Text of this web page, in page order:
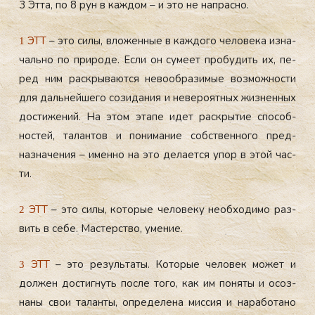
3 Эт­та, по 8 рун в каж­дом – и это не нап­расно.
1ЭТТ – это си­лы, вло­жен­ные в каж­до­го че­лове­ка из­на­
чаль­но по при­роде. Ес­ли он су­ме­ет про­будить их, пе­
ред ним рас­кры­ва­ют­ся не­во­об­ра­зимые воз­можнос­ти
для даль­ней­ше­го со­зида­ния и не­веро­ят­ных жиз­ненных
дос­ти­жений. На этом эта­пе идет рас­кры­тие спо­соб­
ностей, та­лан­тов и по­нима­ние собс­твен­но­го пред­
назна­чения – имен­но на это де­ла­ет­ся упор в этой час­
ти.
2ЭТТ – это си­лы, ко­торые че­лове­ку не­об­хо­димо раз­
вить в се­бе. Мас­терс­тво, уме­ние.
3ЭТТ – это ре­зуль­та­ты. Ко­торые че­ловек мо­жет и
дол­жен дос­тигнуть пос­ле то­го, как им по­няты и осоз­
на­ны свои та­лан­ты, оп­ре­деле­на мис­сия и на­рабо­тано